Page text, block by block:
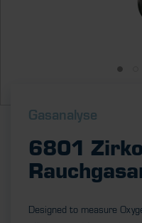
Gasanalyse
6801
Designed to measure